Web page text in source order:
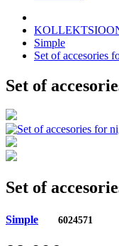
Simple
Set of accesories
Set of
Set of
Simple 6024571